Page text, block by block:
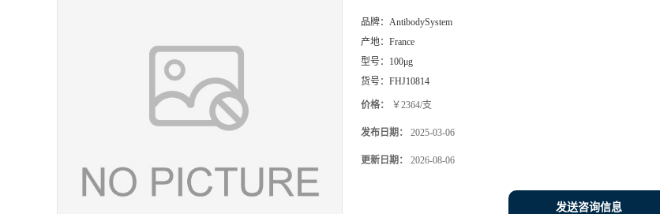
品牌： AntibodySystem
产地： France
型号： 100μg
货号： FHJ10814
价格： ￥2364/支
发布日期： 2025-03-06
更新日期： 2026-08-06
发送咨询信息